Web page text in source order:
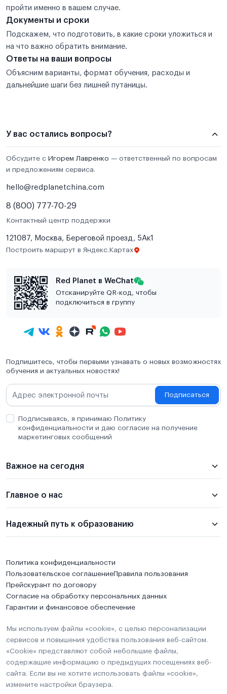
пройти именно в вашем случае.
Документы и сроки
Подскажем, что подготовить, в какие сроки уложиться и
на что важно обратить внимание.
Ответы на ваши вопросы
Объясним варианты, формат обучения, расходы и
дальнейшие шаги без лишней путаницы.
У вас остались вопросы?
Обсудите с Игорем Лавренко — ответственный по вопросам
и предложениям сервиса.
hello@redplanetchina.com
8 (800) 777-70-29
Контактный центр поддержки
121087, Москва, Береговой проезд, 5Ак1
Построить маршрут в Яндекс.Картах
Red Planet в WeChat
Отсканируйте QR-код, чтобы
подключиться в группу
Подпишитесь, чтобы первыми узнавать о новых возможностях
обучения и актуальных новостях!
Подписаться
Подписываясь, я принимаю Политику
конфиденциальности и даю согласие на получение
маркетинговых сообщений
Важное на сегодня
Главное о нас
Надежный путь к образованию
Политика конфиденциальности
Пользовательское соглашениеПравила пользования
Прейскурант по договору
Согласие на обработку персональных данных
Гарантии и финансовое обеспечение
Мы используем файлы «cookie», с целью персонализации
сервисов и повышения удобства пользования веб-сайтом.
«Cookie» представляют собой небольшие файлы,
содержащие информацию о предыдущих посещениях веб-
сайта. Если вы не хотите использовать файлы «cookie»,
измените настройки браузера.